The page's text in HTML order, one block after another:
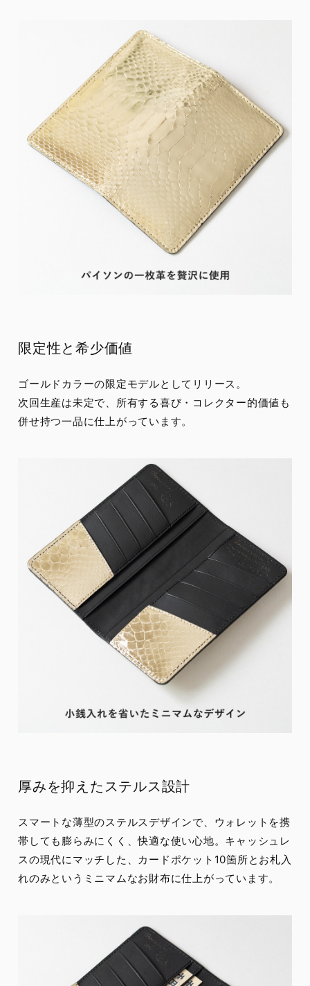
限定性と希少価値
ゴールドカラーの限定モデルとしてリリース。
次回生産は未定で、所有する喜び・コレクター的価値も
併せ持つ一品に仕上がっています。
厚みを抑えたステルス設計
スマートな薄型のステルスデザインで、ウォレットを携
帯しても膨らみにくく、快適な使い心地。キャッシュレ
スの現代にマッチした、カードポケット10箇所とお札入
れのみというミニマムなお財布に仕上がっています。